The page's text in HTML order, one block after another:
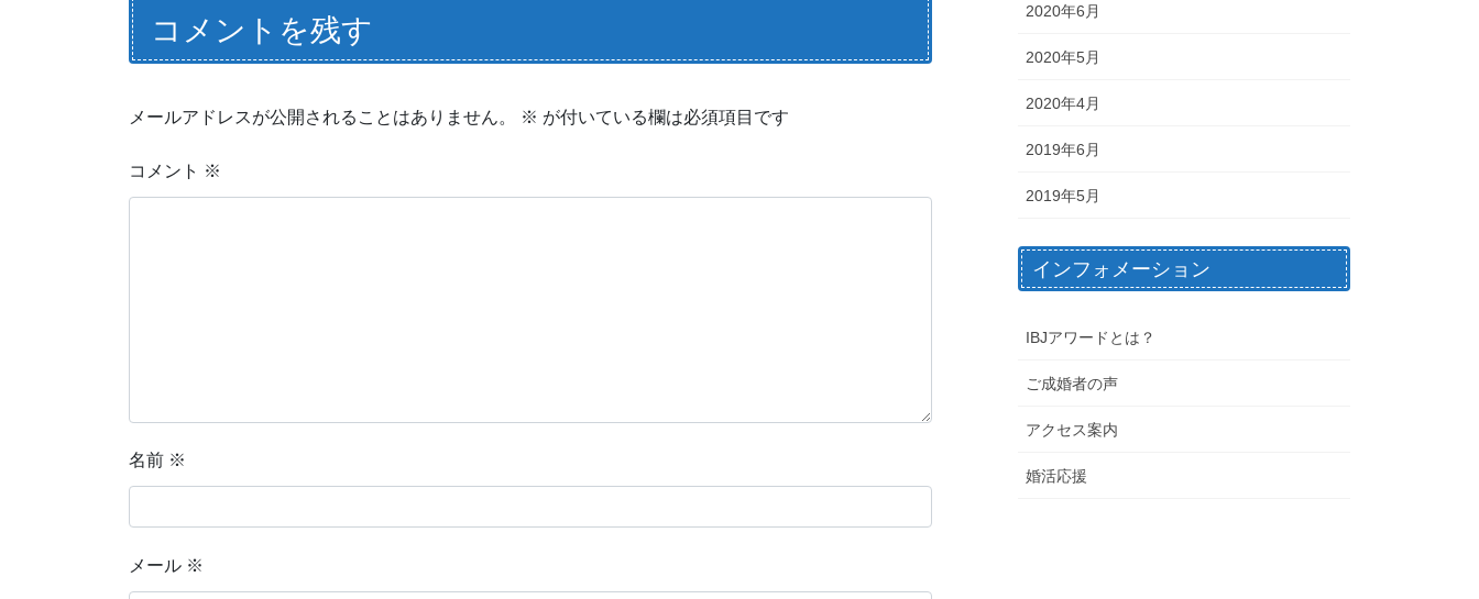
コメントを残す
メールアドレスが公開されることはありません。 ※ が付いている欄は必須項目です
コメント ※
名前 ※
メール ※
2020年6月
2020年5月
2020年4月
2019年6月
2019年5月
インフォメーション
IBJアワードとは？
ご成婚者の声
アクセス案内
婚活応援